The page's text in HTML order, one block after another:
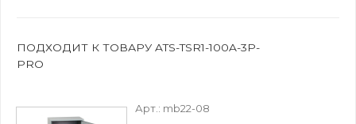
ПОДХОДИТ К ТОВАРУ ATS-TSR1-100A-3P-
PRO
Арт.: mb22-08